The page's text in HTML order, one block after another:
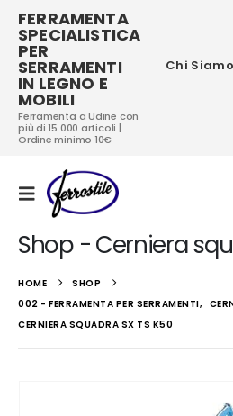
FERRAMENTA
SPECIALISTICA
PER
SERRAMENTI
IN LEGNO E
MOBILI
Ferramenta a Udine con
più di 15.000 articoli |
Ordine minimo 10€
Chi Siamo
Shop - Cerniera
HOME
SHOP
002 - FERRAMENTA PER SERRAMENTI,
CERNIERA SQUADRA SX TS K50